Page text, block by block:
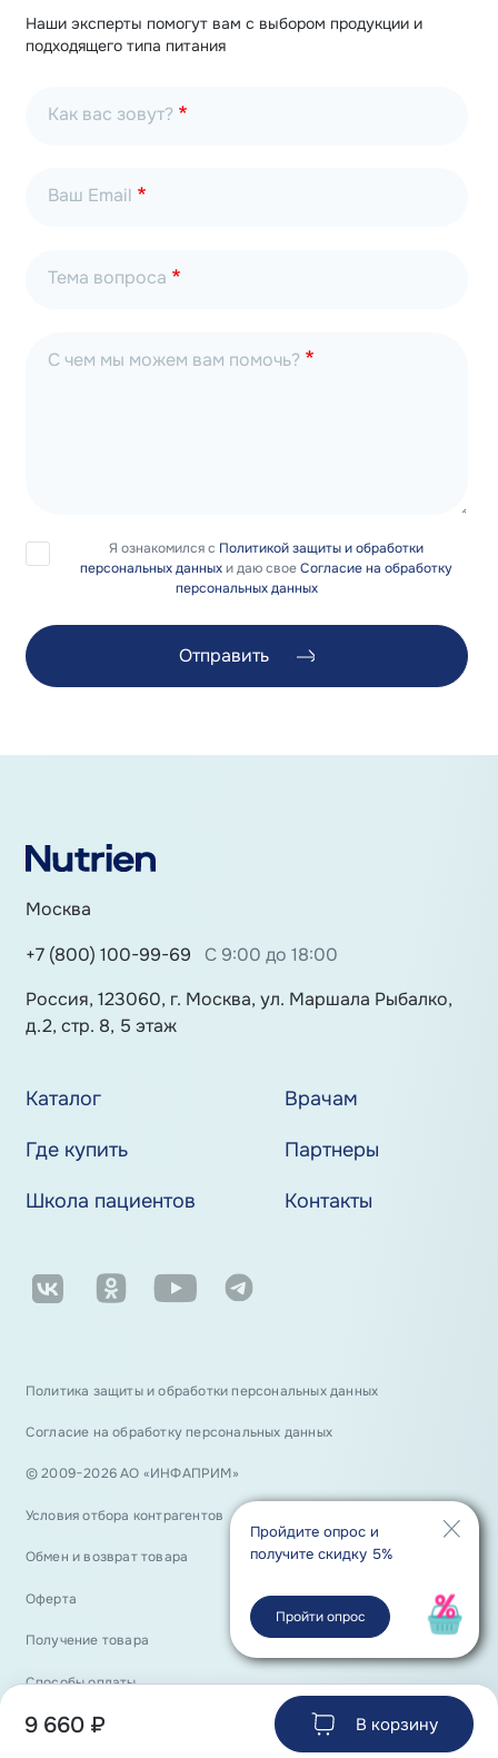
9 660 ₽ В корзину
Наши эксперты помогут вам с выбором продукции и
подходящего типа питания
Как вас зовут?
Ваш Email
Тема вопроса
С чем мы можем вам помочь?
Я ознакомился с Политикой защиты и обработки
персональных данныхи даю своеСогласие на обработку
персональных данных
Отправить
Пройдите опрос и
получите скидку 5%
Пройти опрос
Москва
+7 (800) 100-99-69
С 9:00 до 18:00
Россия, 123060, г. Москва, ул. Маршала Рыбалко,
д.2, стр. 8, 5 этаж
Каталог
Врачам
Где купить
Партнеры
Школа пациентов
Контакты
Политика защиты и обработки персональных данных
Согласие на обработку персональных данных
Положение о порядке хранения и защиты персональных данных
© 2009−2026 АО «ИНФАПРИМ»
Условия отбора контрагентов
Обмен и возврат товара
Оферта
Получение товара
Способы оплаты